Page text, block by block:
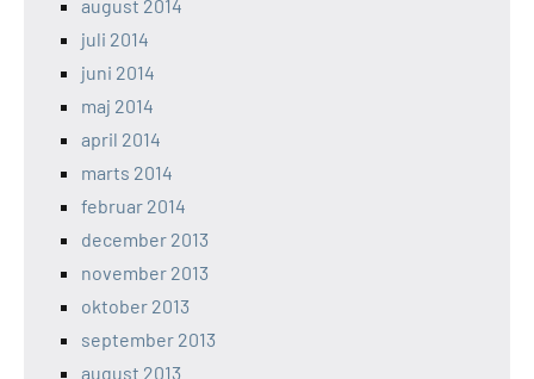
august 2014
juli 2014
juni 2014
maj 2014
april 2014
marts 2014
februar 2014
december 2013
november 2013
oktober 2013
september 2013
august 2013